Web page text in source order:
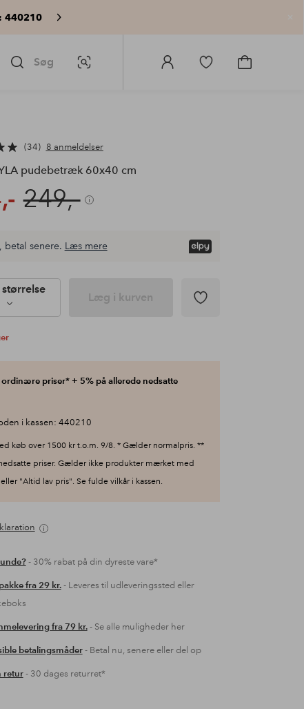
440210
Søg Billedsøgning
Log
Gå
Gå
34 8 anmeldelser
pudebetræk 60x40 cm
249,-
betal senere. Læs mere
Læg i kurven
ordinære priser* + 5% på allerede nedsatte
i kassen: 440210
køb over 1500 kr t.o.m. 9/8. * Gælder normalpris. **
priser. Gælder ikke produkter mærket med
"Altid lav pris". Se fulde vilkår i kassen.
- 30% rabat på din dyreste vare*
fra 29 kr.- Leveres til udleveringssted eller
fra 79 kr.- Se alle muligheder her
betalingsmåder- Betal nu, senere eller del op
retur- 30 dages returret*